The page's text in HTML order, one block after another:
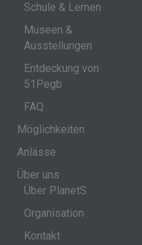
Schule & Lernen
Museen &
Ausstellungen
Entdeckung von
51Pegb
FAQ
Möglichkeiten
Anlässe
Über uns
Über PlanetS
Organisation
Kontakt